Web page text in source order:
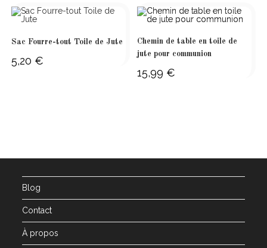
through
11,99 €
Sac Fourre-tout Toile de Jute
5,20 €
Chemin de table en toile de
jute pour communion
15,99 €
Blog
Contact
À propos